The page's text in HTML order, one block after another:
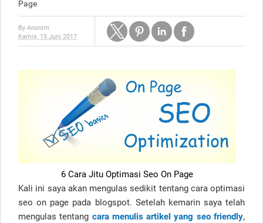
Page
By Anonim
Kamis, 15 Juni 2017
6 Cara Jitu Optimasi Seo On Page
Kali ini saya akan mengulas sedikit tentang cara optimasi
seo on page pada blogspot. Setelah kemarin saya telah
mengulas tentang cara menulis artikel yang seo friendly,